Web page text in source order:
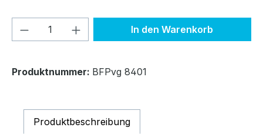
Produkt Anzahl: Gib denIn den Warenkorb
Produktnummer: BFPvg 8401
Produktbeschreibung